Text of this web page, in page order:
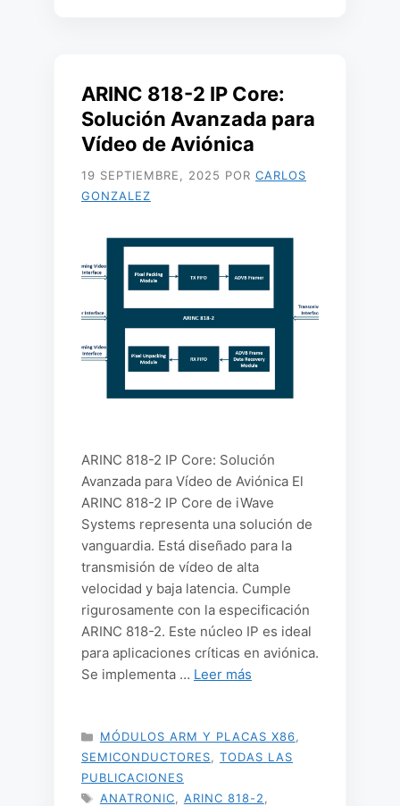
ARINC 818-2 IP Core:
Solución Avanzada para
Vídeo de Aviónica
19 SEPTIEMBRE, 2025 POR CARLOS
GONZALEZ
ARINC 818-2 IP Core: Solución
Avanzada para Vídeo de Aviónica El
ARINC 818-2 IP Core de iWave
Systems representa una solución de
vanguardia. Está diseñado para la
transmisión de vídeo de alta
velocidad y baja latencia. Cumple
rigurosamente con la especificación
ARINC 818-2. Este núcleo IP es ideal
para aplicaciones críticas en aviónica.
Se implementa … Leer más
CATEGORÍAS
MÓDULOS ARM Y PLACAS X86
SEMICONDUCTORES
TODAS LAS
PUBLICACIONES
ETIQUETAS
ANATRONIC ARINC 818-2